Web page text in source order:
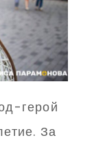
герой
За